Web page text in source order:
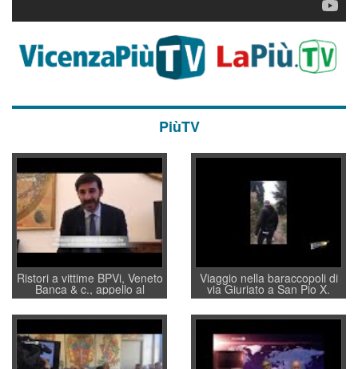
PiùTV
Ristori a vittime BPVi, Veneto
Banca & c., appello al
sottosegretario Alessio
Villarosa: per mettere ordine
convochi con Di Maio CNCU
a supporto della cabina di
regia al Mef
Viaggio nella baraccopoli di
via Giuriato a San Pio X.
Vicenza ai Vicentini: “faremo
un regalo di Natale ai
residenti”